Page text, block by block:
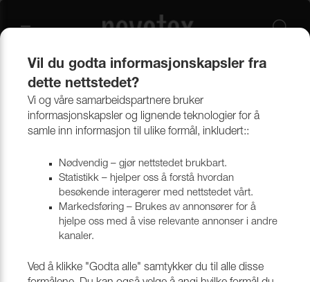
Produkter Bekledningsmaterialer
Designtekstiler
Vil du godta informasjonskapsler fra
dette nettstedet?
Vi og våre samarbeidspartnere bruker
informasjonskapsler og lignende teknologier for å
samle inn informasjon til ulike formål, inkludert::
Nødvendig – gjør nettstedet brukbart.
Statistikk – hjelper oss å forstå hvordan
besøkende interagerer med nettstedet vårt.
Markedsføring – Brukes av annonsører for å
hjelpe oss med å vise relevante annonser i andre
kanaler.
Ved å klikke "Godta alle" samtykker du til alle disse